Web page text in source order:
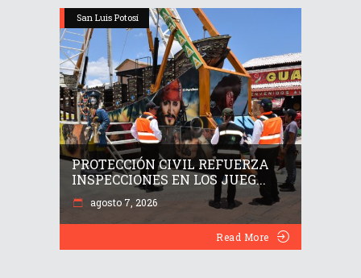
San Luis Potosí
PROTECCIÓN CIVIL REFUERZA
INSPECCIONES EN LOS JUEG...
agosto 7, 2026
Read More